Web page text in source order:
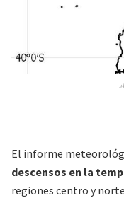
El informe
descensos en la
regiones centro y